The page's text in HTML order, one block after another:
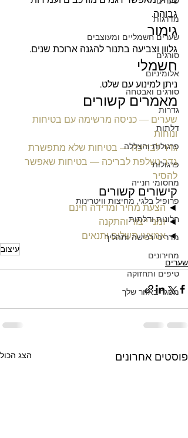
מדרגות
שערים חשמליים ומעוצבים
סורגים
אלומיניום
סורגים ואבטחה
גדרות
דלתות
פרגולות והצללה
פרגולות
מחסומי חנייה
פרופיל בלגי, מחיצות וויטרינות
חלונות ודלתות
מדריכי רכישה ותהליך
מחירונים
טיפים ותחזוקה
מסגר באזור שלך
גבוהה.
גימור
גלוון וצביעה בתנור להגנה ארוכת שנים.
חשמלי
ניתן למינוע עם שלט.
מאמרים קשורים
שערים — כניסה מרשימה עם בטיחות
ונוחות
גדר לבריכה — בטיחות שלא מתפשרת
גדר נשלפת לבריכה — בטיחות שאפשר
להסיר
קישורים קשורים
◄ הצעת מחיר ומדידה חינם
◄ זמני ייצור והתקנה
◄ אמצעי תשלום ותנאים
עיצוב
שערים
פוסטים אחרונים הצג הכול